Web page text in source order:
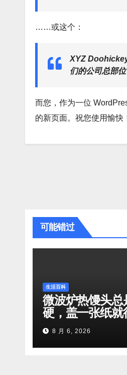
……或这个：
XYZ
们的公司总部
而您，作为一位
的新页面。祝您使用愉快
可能错过
生活百科
微波炉热馒头总
硬，盖一张纸就
8 月 6, 2026